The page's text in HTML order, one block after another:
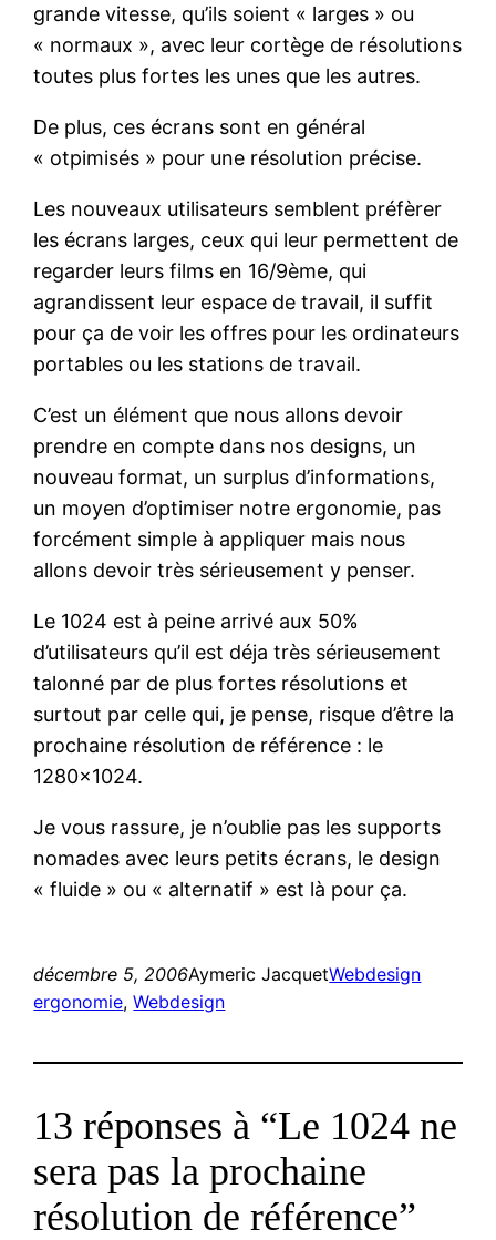
grande vitesse, qu’ils soient « larges » ou
« normaux », avec leur cortège de résolutions
toutes plus fortes les unes que les autres.
De plus, ces écrans sont en général
« otpimisés » pour une résolution précise.
Les nouveaux utilisateurs semblent préfèrer
les écrans larges, ceux qui leur permettent de
regarder leurs films en 16/9ème, qui
agrandissent leur espace de travail, il suffit
pour ça de voir les offres pour les ordinateurs
portables ou les stations de travail.
C’est un élément que nous allons devoir
prendre en compte dans nos designs, un
nouveau format, un surplus d’informations,
un moyen d’optimiser notre ergonomie, pas
forcément simple à appliquer mais nous
allons devoir très sérieusement y penser.
Le 1024 est à peine arrivé aux 50%
d’utilisateurs qu’il est déja très sérieusement
talonné par de plus fortes résolutions et
surtout par celle qui, je pense, risque d’être la
prochaine résolution de référence : le
1280×1024.
Je vous rassure, je n’oublie pas les supports
nomades avec leurs petits écrans, le design
« fluide » ou « alternatif » est là pour ça.
décembre 5, 2006Aymeric JacquetWebdesign
ergonomie, Webdesign
13 réponses à “Le 1024 ne
sera pas la prochaine
résolution de référence”